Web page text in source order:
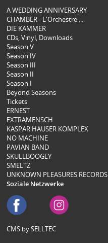
A WEDDING ANNIVERSARY
CHAMBER - L'Orchestre ...
DIE KAMMER
CDs, Vinyl, Downloads
Season V
Season IV
Season III
Season II
Season I
Beyond Seasons
Tickets
ERNEST
EXTRAMENSCH
KASPAR HAUSER KOMPLEX
NO MACHINE
PAVIAN BAND
SKULLBOOGEY
SMELTZ
UNKNOWN PLEASURES RECORDS
Soziale Netzwerke
CMS by SELLTEC